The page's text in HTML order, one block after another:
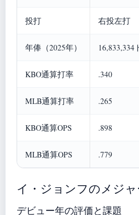
投打 右投左打
年俸（2025年） 16,833,334
KBO通算打率 .340
MLB通算打率 .265
KBO通算OPS .898
MLB通算OPS .779
イ・ジョンフのメジ
デビュー年の評価と課題